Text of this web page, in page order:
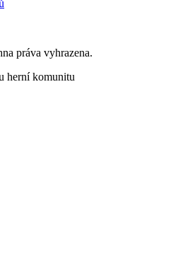
práva vyhrazena.
herní komunitu